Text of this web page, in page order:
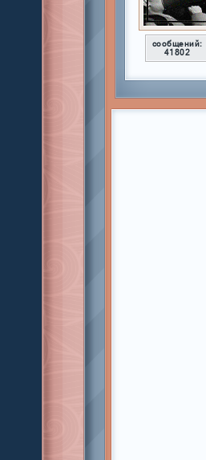
сообщений:
41802